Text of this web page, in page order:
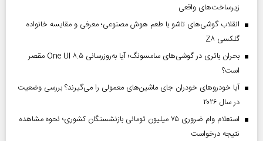
زیرساخت‌های واقعی
انقلاب گوشی‌های تاشو‌ با طعم هوش مصنوعی؛ معرفی و مقایسه خانواده
گلکسی Z۸
بحران باتری در گوشی‌های سامسونگ؛ آیا به‌روزرسانی One UI ۸.۵ مقصر
است؟
آیا خودروهای خودران جای ماشین‌های معمولی را می‌گیرند؟ بررسی وضعیت
در سال ۲۰۲۶
استعلام وام ضروری ۷۵ میلیون تومانی بازنشستگان کشوری؛ نحوه مشاهده
نتیجه درخواست